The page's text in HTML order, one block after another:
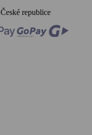
republice